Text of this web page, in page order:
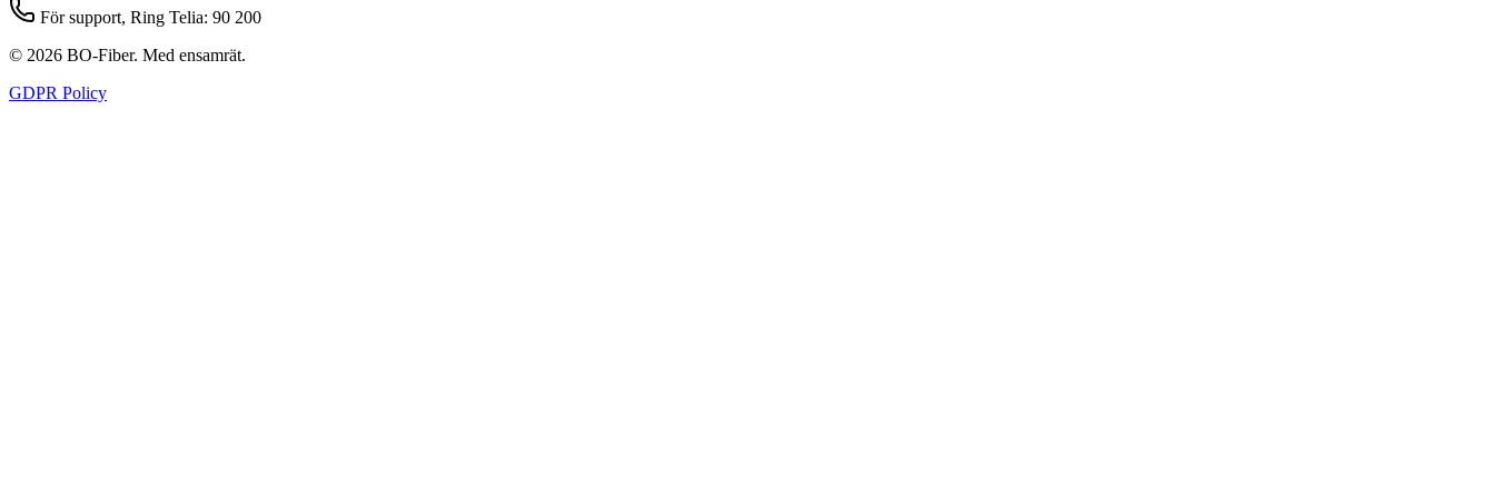
För support, Ring Telia: 90 200
© 2026 BO-Fiber. Med ensamrät.
GDPR Policy